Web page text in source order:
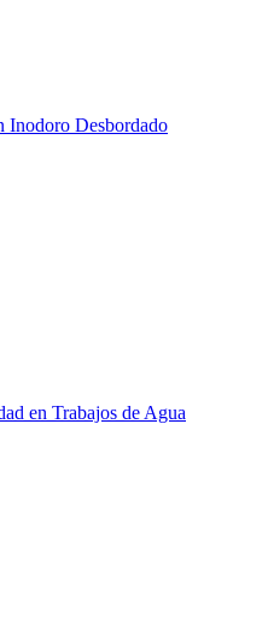
Inodoro Desbordado
en Trabajos de Agua